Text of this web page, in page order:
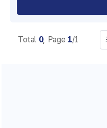
Total 0, Page 1/1